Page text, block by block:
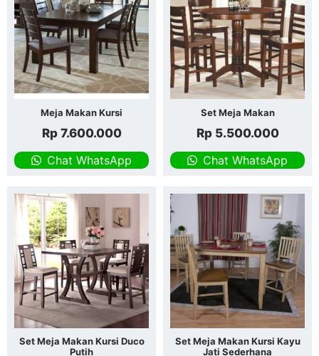
Meja Makan Kursi
Rp7.600.000
Chat WhatsApp
Set Meja Makan
Rp5.500.000
Chat WhatsApp
Set Meja Makan Kursi Duco
Putih
Set Meja Makan Kursi Kayu
Jati Sederhana